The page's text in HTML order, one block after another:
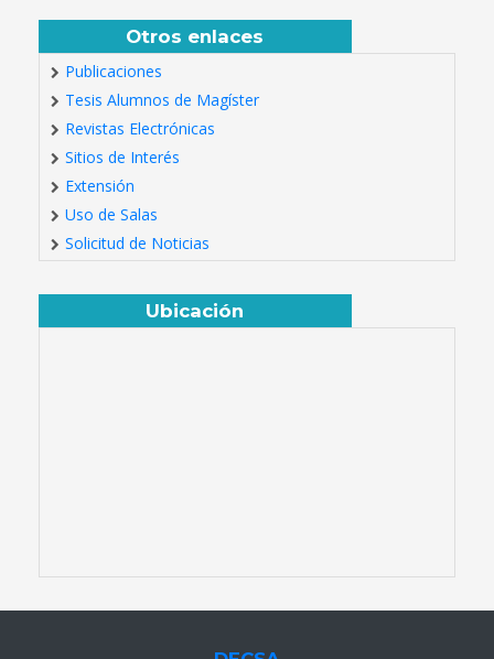
Otros enlaces
Publicaciones
Tesis Alumnos de Magíster
Revistas Electrónicas
Sitios de Interés
Extensión
Uso de Salas
Solicitud de Noticias
Ubicación